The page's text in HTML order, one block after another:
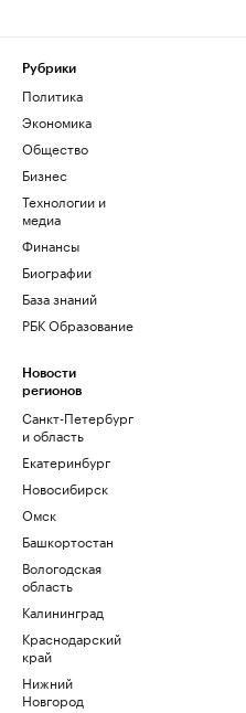
Рубрики
Политика
Экономика
Общество
Бизнес
Технологии и
медиа
Финансы
Биографии
База знаний
РБК Образование
Новости
регионов
Санкт-Петербург
и область
Екатеринбург
Новосибирск
Омск
Башкортостан
Вологодская
область
Калининград
Краснодарский
край
Нижний
Новгород